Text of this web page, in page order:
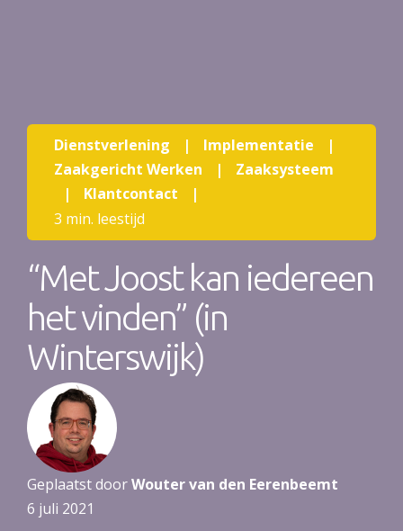
Dienstverlening | Implementatie
|
Zaakgericht Werken
|
Zaaksysteem
|
Klantcontact
|
3 min. leestijd
“Met Joost kan iedereen
het vinden” (in
Winterswijk)
Geplaatst doorWouter van den Eerenbeemt
6 juli 2021